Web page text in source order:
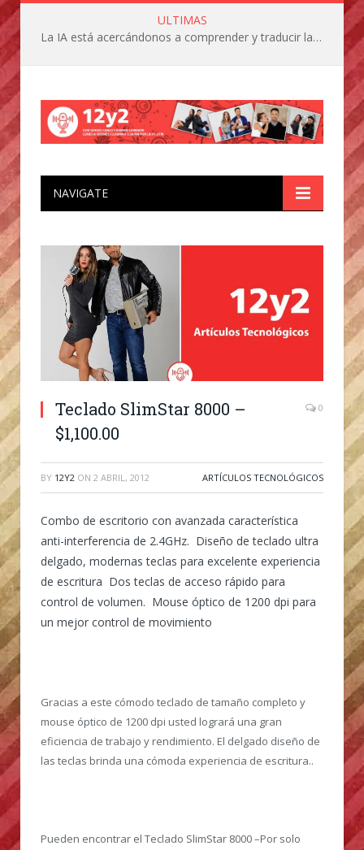
ULTIMAS
La IA está acercándonos a comprender y traducir las vocalizaciones y comportamientos de nuestras mascotas
NAVIGATE
Teclado SlimStar 8000 –
$1,100.00
0
BY 12Y2 ON 2 ABRIL, 2012 ARTÍCULOS TECNOLÓGICOS
Combo de escritorio con avanzada característica
anti-interferencia de 2.4GHz. Diseño de teclado ultra
delgado, modernas teclas para excelente experiencia
de escritura Dos teclas de acceso rápido para
control de volumen. Mouse óptico de 1200 dpi para
un mejor control de movimiento
Gracias a este cómodo teclado de tamaño completo y
mouse óptico de 1200 dpi usted logrará una gran
eficiencia de trabajo y rendimiento. El delgado diseño de
las teclas brinda una cómoda experiencia de escritura..
Pueden encontrar el Teclado SlimStar 8000 –Por solo